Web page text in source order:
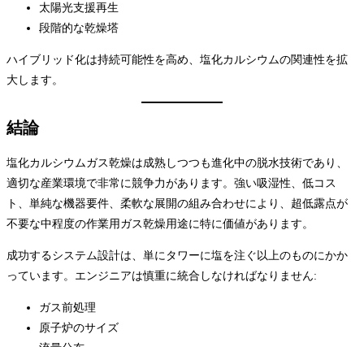
太陽光支援再生
段階的な乾燥塔
ハイブリッド化は持続可能性を高め、塩化カルシウムの関連性を拡
大します。
結論
塩化カルシウムガス乾燥は成熟しつつも進化中の脱水技術であり、
適切な産業環境で非常に競争力があります。強い吸湿性、低コス
ト、単純な機器要件、柔軟な展開の組み合わせにより、超低露点が
不要な中程度の作業用ガス乾燥用途に特に価値があります。
成功するシステム設計は、単にタワーに塩を注ぐ以上のものにかか
っています。エンジニアは慎重に統合しなければなりません:
ガス前処理
原子炉のサイズ